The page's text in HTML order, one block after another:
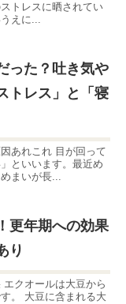
トレスに晒されてい
えに...
った？吐き気や
トレス」と「寝
あれこれ 目が回って
といいます。最近め
まいが長...
更年期への効果
り
クオールは大豆から
。 大豆に含まれる大